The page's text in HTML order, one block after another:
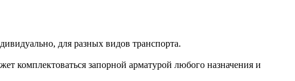
для разных видов транспорта.
комплектоваться запорной арматурой любого назначения и